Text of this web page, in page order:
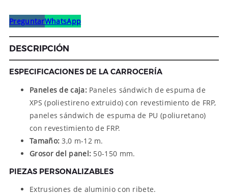
PreguntarWhatsApp
DESCRIPCIÓN
ESPECIFICACIONES DE LA CARROCERÍA
Paneles de caja:Paneles sándwich de espuma de
XPS (poliestireno extruido) con revestimiento de FRP,
paneles sándwich de espuma de PU (poliuretano)
con revestimiento de FRP.
Tamaño: 3,0 m-12 m.
Grosor del panel: 50-150 mm.
PIEZAS PERSONALIZABLES
Extrusiones de aluminio con ribete.